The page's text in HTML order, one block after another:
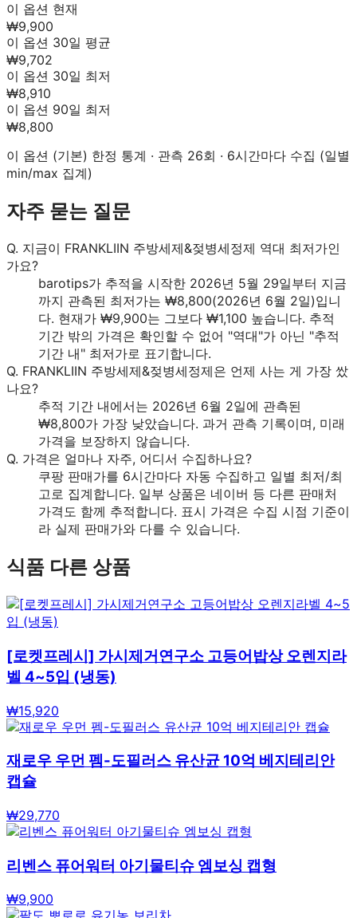
이 옵션 현재
₩9,900
이 옵션 30일 평균
₩9,702
이 옵션 30일 최저
₩8,910
이 옵션 90일 최저
₩8,800
이 옵션 (기본) 한정 통계 · 관측 26회 · 6시간마다 수집 (일별
min/max 집계)
자주 묻는 질문
Q. 지금이 FRANKLIIN 주방세제&젖병세정제 역대 최저가인
가요?
barotips가 추적을 시작한 2026년 5월 29일부터 지금
까지 관측된 최저가는 ₩8,800(2026년 6월 2일)입니
다. 현재가 ₩9,900는 그보다 ₩1,100 높습니다. 추적
기간 밖의 가격은 확인할 수 없어 "역대"가 아닌 "추적
기간 내" 최저가로 표기합니다.
Q. FRANKLIIN 주방세제&젖병세정제은 언제 사는 게 가장 쌌
나요?
추적 기간 내에서는 2026년 6월 2일에 관측된
₩8,800가 가장 낮았습니다. 과거 관측 기록이며, 미래
가격을 보장하지 않습니다.
Q. 가격은 얼마나 자주, 어디서 수집하나요?
쿠팡 판매가를 6시간마다 자동 수집하고 일별 최저/최
고로 집계합니다. 일부 상품은 네이버 등 다른 판매처
가격도 함께 추적합니다. 표시 가격은 수집 시점 기준이
라 실제 판매가와 다를 수 있습니다.
식품 다른 상품
[로켓프레시] 가시제거연구소 고등어밥상 오렌지라
벨 4~5입 (냉동)
₩15,920
재로우 우먼 펨-도필러스 유산균 10억 베지테리안
캡슐
₩29,770
리벤스 퓨어워터 아기물티슈 엠보싱 캡형
₩9,900